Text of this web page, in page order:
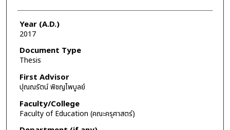
Year (A.D.)
2017
Document Type
Thesis
First Advisor
ปุณณรัตน์ พิชญไพบูลย์
Faculty/College
Faculty of Education (คณะครุศาสตร์)